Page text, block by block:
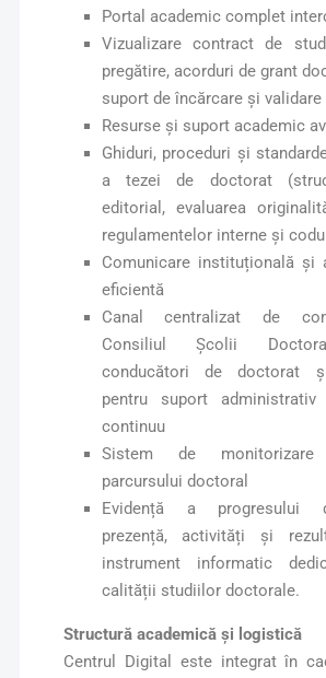
Portal academic complet
Vizualizare contract de
pregătire, acorduri de grant
suport de încărcare și
Resurse și suport academic
Ghiduri, proceduri și
a tezei de doctorat
editorial, evaluarea
regulamentelor interne și
Comunicare instituțională și
eficientă
Canal centralizat de
Consiliul Școlii
conducători de doctorat
pentru suport
continuu
Sistem de
parcursului doctoral
Evidență a progresului
prezență, activități și
instrument informatic
calității studiilor doctorale.
Structură academică și logistică
Centrul Digital este integrat în